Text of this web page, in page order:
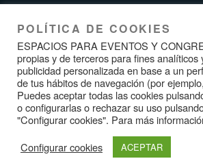
aviso legal
política de privacidad
política de cookies
SÍGUENOS
POLÍTICA DE COOKIES
ESPACIOS PARA EVENTOS Y
propias y de terceros para fines analíticos
publicidad personalizada en base a un
de tus hábitos de navegación (por
Puedes aceptar todas las cookies
o configurarlas o rechazar su uso
"Configurar cookies". Para más
Configurar cookies
ACEPTAR